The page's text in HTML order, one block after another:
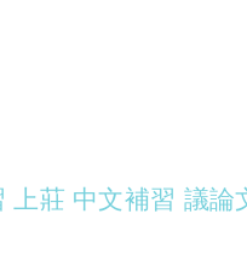
莊 中文補習 議